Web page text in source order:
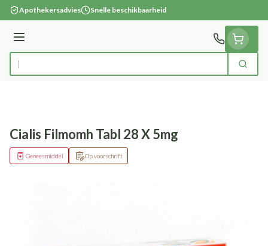
Ga naar de inhoud
Apothekersadvies Snelle beschikbaarheid
Menu
Product, merk, categorie... Zoek
Cialis Filmomh Tabl 28 X 5mg
Op voorschrift
Geneesmiddel